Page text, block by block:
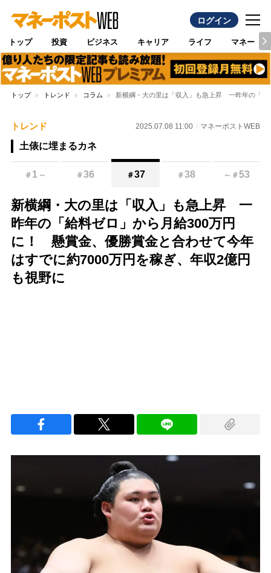
ログイン
トップ 投資 ビジネス キャリア ライフ マネー
トップ トレンド コラム 新横綱・大の里は「収入」も急上昇 一昨年の「
トレンド 2025.07.08 11:00 マネーポストWEB
土俵に埋まるカネ
＃ 1 ～ ＃36 ＃37 ＃38 ～ ＃53
新横綱・大の里は「収入」も急上昇 一
昨年の「給料ゼロ」から月給300万円
に！ 懸賞金、優勝賞金と合わせて今年
はすでに約7000万円を稼ぎ、年収2億円
も視野に